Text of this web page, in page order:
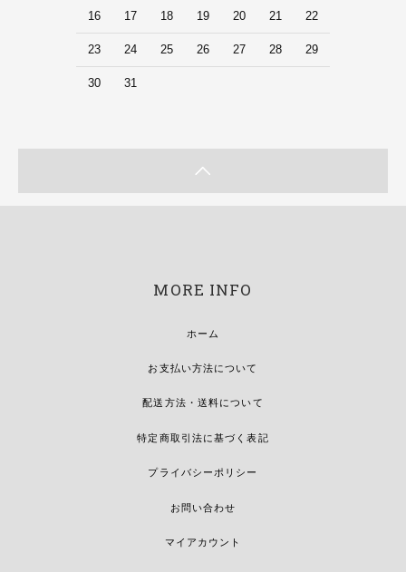
16 17 18 19 20 21 22
23 24 25 26 27 28 29
30 31
MORE INFO
ホーム
お支払い方法について
配送方法・送料について
特定商取引法に基づく表記
プライバシーポリシー
お問い合わせ
マイアカウント